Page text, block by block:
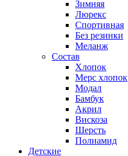
Зимняя
Люрекс
Спортивная
Без резинки
Меланж
Состав
Хлопок
Мерс хлопок
Модал
Бамбук
Акрил
Вискоза
Шерсть
Полиамид
Детские